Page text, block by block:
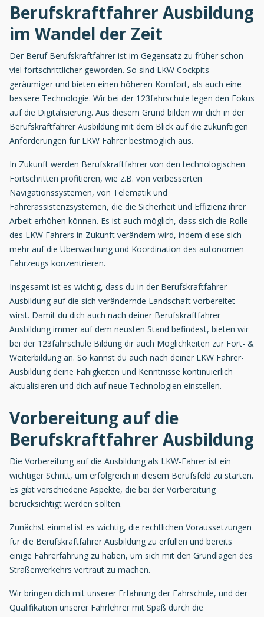
Berufskraftfahrer Ausbildung
im Wandel der Zeit
Der Beruf Berufskraftfahrer ist im Gegensatz zu früher schon
viel fortschrittlicher geworden. So sind LKW Cockpits
geräumiger und bieten einen höheren Komfort, als auch eine
bessere Technologie. Wir bei der 123fahrschule legen den Fokus
auf die Digitalisierung. Aus diesem Grund bilden wir dich in der
Berufskraftfahrer Ausbildung mit dem Blick auf die zukünftigen
Anforderungen für LKW Fahrer bestmöglich aus.
In Zukunft werden Berufskraftfahrer von den technologischen
Fortschritten profitieren, wie z.B. von verbesserten
Navigationssystemen, von Telematik und
Fahrerassistenzsystemen, die die Sicherheit und Effizienz ihrer
Arbeit erhöhen können. Es ist auch möglich, dass sich die Rolle
des LKW Fahrers in Zukunft verändern wird, indem diese sich
mehr auf die Überwachung und Koordination des autonomen
Fahrzeugs konzentrieren.
Insgesamt ist es wichtig, dass du in der Berufskraftfahrer
Ausbildung auf die sich verändernde Landschaft vorbereitet
wirst. Damit du dich auch nach deiner Berufskraftfahrer
Ausbildung immer auf dem neusten Stand befindest, bieten wir
bei der 123fahrschule Bildung dir auch Möglichkeiten zur Fort- &
Weiterbildung an. So kannst du auch nach deiner LKW Fahrer-
Ausbildung deine Fähigkeiten und Kenntnisse kontinuierlich
aktualisieren und dich auf neue Technologien einstellen.
Vorbereitung auf die
Berufskraftfahrer Ausbildung
Die Vorbereitung auf die Ausbildung als LKW-Fahrer ist ein
wichtiger Schritt, um erfolgreich in diesem Berufsfeld zu starten.
Es gibt verschiedene Aspekte, die bei der Vorbereitung
berücksichtigt werden sollten.
Zunächst einmal ist es wichtig, die rechtlichen Voraussetzungen
für die Berufskraftfahrer Ausbildung zu erfüllen und bereits
einige Fahrerfahrung zu haben, um sich mit den Grundlagen des
Straßenverkehrs vertraut zu machen.
Wir bringen dich mit unserer Erfahrung der Fahrschule, und der
Qualifikation unserer Fahrlehrer mit Spaß durch die